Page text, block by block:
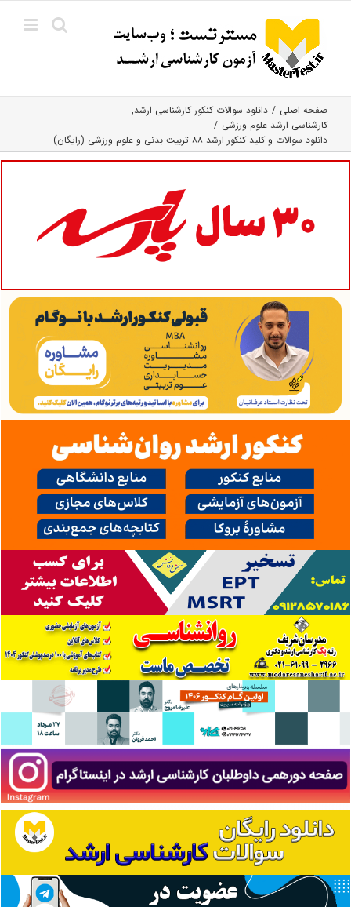
content
صفحه اصلی
دانلود سوالات کنکور کارشناسی ارشد
کارشناسی ارشد علوم ورزشی
دانلود سوالات و کلید کنکور ارشد ۸۸ تربیت بدنی و علوم ورزشی (رایگان)